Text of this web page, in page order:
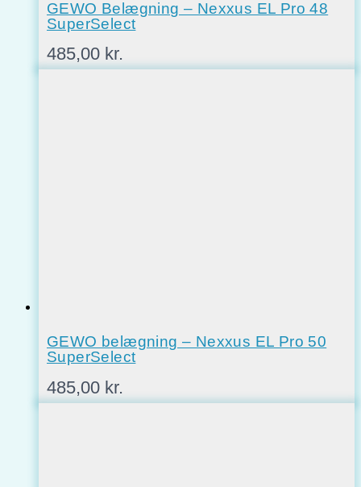
GEWO Belægning – Nexxus EL Pro 48
SuperSelect
485,00 kr.
GEWO belægning – Nexxus EL Pro 50
SuperSelect
485,00 kr.